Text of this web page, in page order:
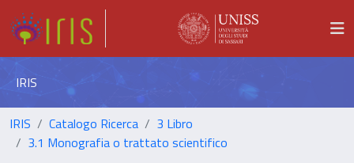
IRIS
IRIS Catalogo Ricerca
3 Libro
3.1 Monografia o trattato scientifico